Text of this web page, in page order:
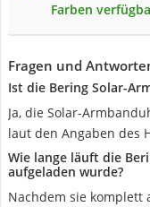
Farben
Fragen und
Ist die Bering Solar-
Ja, die Solar-
laut den Angaben des
Wie lange läuft die
aufgeladen wurde?
Nachdem sie